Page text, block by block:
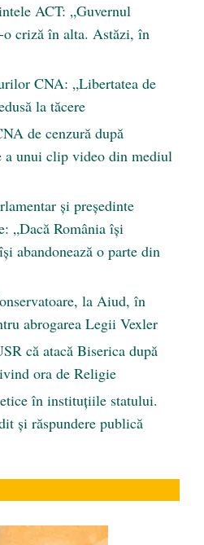
ACT: „Guvernul
criză în alta. Astăzi, în
CNA: „Libertatea de
la tăcere
de cenzură după
a unui clip video din mediul
și președinte
„Dacă România își
abandonează o parte din
la Aiud, în
abrogarea Legii Vexler
că atacă Biserica după
ora de Religie
în instituțiile statului.
și răspundere publică